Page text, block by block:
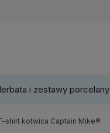
i zestawy porcelany
shirt kotwica Captain Mike®